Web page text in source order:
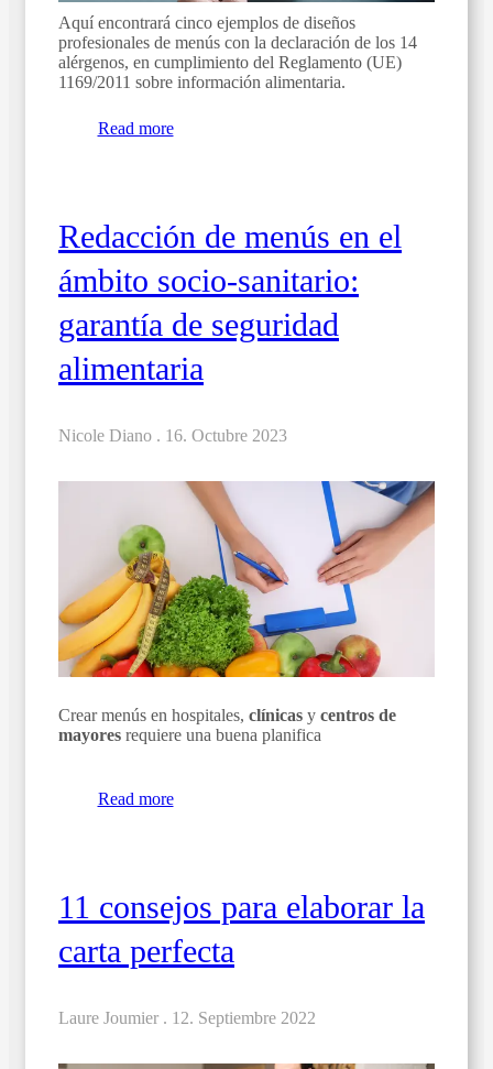
Aquí encontrará cinco ejemplos de diseños
profesionales de menús con la declaración de los 14
alérgenos, en cumplimiento del Reglamento (UE)
1169/2011 sobre información alimentaria.
Read more
Redacción de menús en el
ámbito socio-sanitario:
garantía de seguridad
alimentaria
Nicole Diano . 16. Octubre 2023
Crear menús en hospitales, clínicas y centros de
mayores requiere una buena planifica
Read more
11 consejos para elaborar la
carta perfecta
Laure Joumier . 12. Septiembre 2022